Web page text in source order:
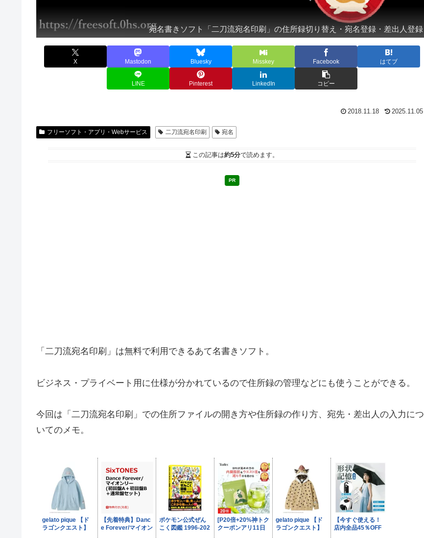
宛名書きソフト「二刀流宛名印刷」の住所録切り替え・宛名登録・差出人登録
X Mastodon Bluesky Misskey Facebook はてブ
LINE Pinterest LinkedIn コピー
2018.11.18 2025.11.05
フリーソフト・アプリ・Webサービス 二刀流宛名印刷 宛名
この記事は約5分で読めます。
PR
「二刀流宛名印刷」は無料で利用できるあて名書きソフト。
ビジネス・プライベート用に仕様が分かれているので住所録の管理などにも使うことができる。
今回は「二刀流宛名印刷」での住所ファイルの開き方や住所録の作り方、宛先・差出人の入力につ
いてのメモ。